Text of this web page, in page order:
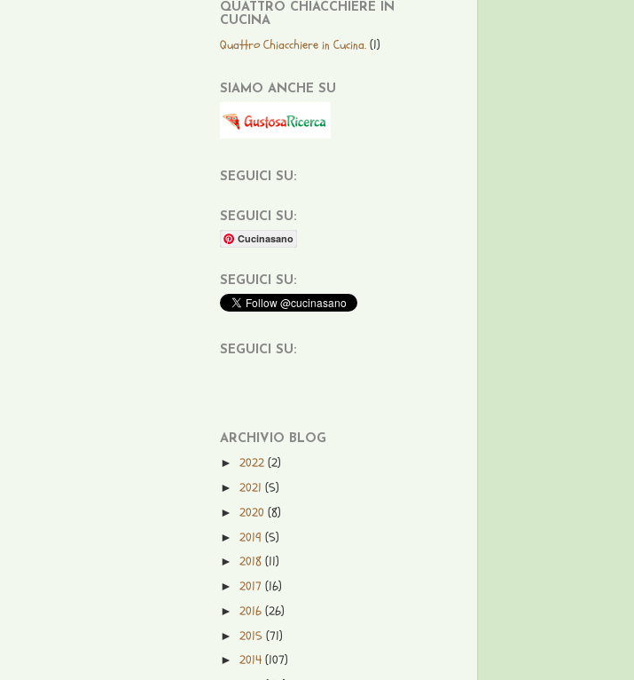
QUATTRO CHIACCHIERE IN
CUCINA
Quattro Chiacchiere in Cucina. (1)
SIAMO ANCHE SU
SEGUICI SU:
SEGUICI SU:
Cucinasano
SEGUICI SU:
SEGUICI SU:
ARCHIVIO BLOG
► 2022 (2)
► 2021 (5)
► 2020 (8)
► 2019 (5)
► 2018 (11)
► 2017 (16)
► 2016 (26)
► 2015 (71)
► 2014 (107)